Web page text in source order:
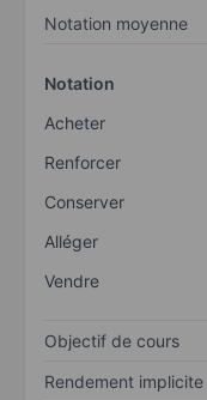
Notation moyenne
Notation
Acheter
Renforcer
Conserver
Alléger
Vendre
Objectif de cours
Rendement implicite